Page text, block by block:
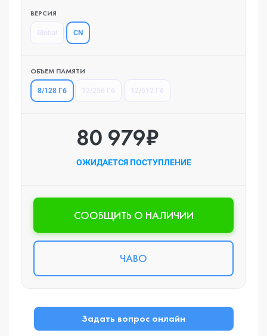
ВЕРСИЯ
CN
ОБЪЕМ ПАМЯТИ
8/128 Гб
80 979₽
ОЖИДАЕТСЯ ПОСТУПЛЕНИЕ
CООБЩИТЬ О НАЛИЧИИ
ЧАВО
Задать вопрос онлайн